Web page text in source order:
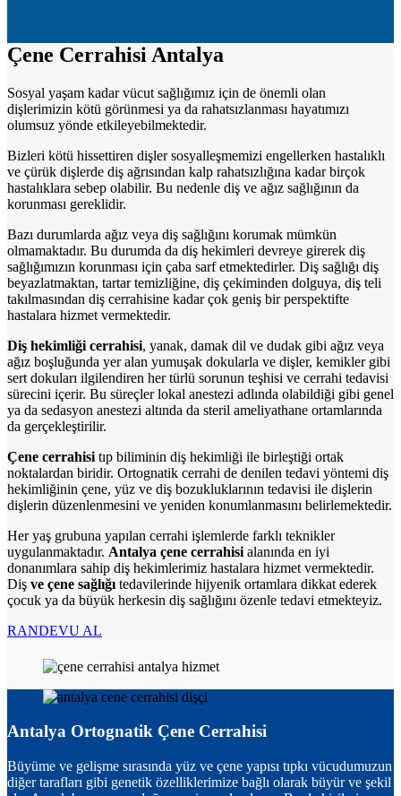
Çene Cerrahisi Antalya
Sosyal yaşam kadar vücut sağlığımız için de önemli olan
dişlerimizin kötü görünmesi ya da rahatsızlanması hayatımızı
olumsuz yönde etkileyebilmektedir.
Bizleri kötü hissettiren dişler sosyalleşmemizi engellerken hastalıklı
ve çürük dişlerde diş ağrısından kalp rahatsızlığına kadar birçok
hastalıklara sebep olabilir. Bu nedenle diş ve ağız sağlığının da
korunması gereklidir.
Bazı durumlarda ağız veya diş sağlığını korumak mümkün
olmamaktadır. Bu durumda da diş hekimleri devreye girerek diş
sağlığımızın korunması için çaba sarf etmektedirler. Diş sağlığı diş
beyazlatmaktan, tartar temizliğine, diş çekiminden dolguya, diş teli
takılmasından diş cerrahisine kadar çok geniş bir perspektifte
hastalara hizmet vermektedir.
Diş hekimliği cerrahisi, yanak, damak dil ve dudak gibi ağız veya
ağız boşluğunda yer alan yumuşak dokularla ve dişler, kemikler gibi
sert dokuları ilgilendiren her türlü sorunun teşhisi ve cerrahi tedavisi
sürecini içerir. Bu süreçler lokal anestezi adlında olabildiği gibi genel
ya da sedasyon anestezi altında da steril ameliyathane ortamlarında
da gerçekleştirilir.
Çene cerrahisi tıp biliminin diş hekimliği ile birleştiği ortak
noktalardan biridir. Ortognatik cerrahi de denilen tedavi yöntemi diş
hekimliğinin çene, yüz ve diş bozukluklarının tedavisi ile dişlerin
dişlerin düzenlenmesini ve yeniden konumlanmasını belirlemektedir.
Her yaş grubuna yapılan cerrahi işlemlerde farklı teknikler
uygulanmaktadır. Antalya çene cerrahisi alanında en iyi
donanımlara sahip diş hekimlerimiz hastalara hizmet vermektedir.
Diş ve çene sağlığı tedavilerinde hijyenik ortamlara dikkat ederek
çocuk ya da büyük herkesin diş sağlığını özenle tedavi etmekteyiz.
RANDEVU AL
Antalya Ortognatik Çene Cerrahisi
Büyüme ve gelişme sırasında yüz ve çene yapısı tıpkı vücudumuzun
diğer tarafları gibi genetik özelliklerimize bağlı olarak büyür ve şekil